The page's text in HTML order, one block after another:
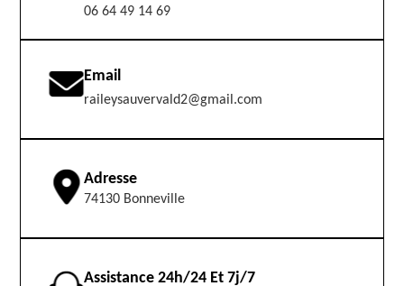
06 64 49 14 69
Email
raileysauvervald2@gmail.com
Adresse
74130 Bonneville
Assistance 24h/24 Et 7j/7